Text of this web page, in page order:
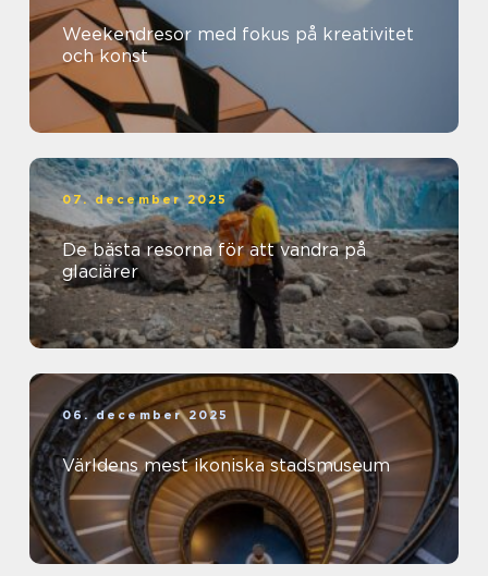
Weekendresor med fokus på kreativitet
och konst
07. december 2025
De bästa resorna för att vandra på
glaciärer
06. december 2025
Världens mest ikoniska stadsmuseum